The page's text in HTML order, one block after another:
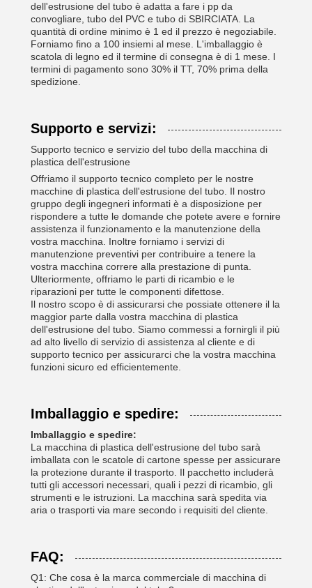
dell'estrusione del tubo è adatta a fare i pp da
convogliare, tubo del PVC e tubo di SBIRCIATA. La
quantità di ordine minimo è 1 ed il prezzo è negoziabile.
Forniamo fino a 100 insiemi al mese. L'imballaggio è
scatola di legno ed il termine di consegna è di 1 mese. I
termini di pagamento sono 30% il TT, 70% prima della
spedizione.
Supporto e servizi:
Supporto tecnico e servizio del tubo della macchina di
plastica dell'estrusione
Offriamo il supporto tecnico completo per le nostre
macchine di plastica dell'estrusione del tubo. Il nostro
gruppo degli ingegneri informati è a disposizione per
rispondere a tutte le domande che potete avere e fornire
assistenza il funzionamento e la manutenzione della
vostra macchina. Inoltre forniamo i servizi di
manutenzione preventivi per contribuire a tenere la
vostra macchina correre alla prestazione di punta.
Ulteriormente, offriamo le parti di ricambio e le
riparazioni per tutte le componenti difettose.
Il nostro scopo è di assicurarsi che possiate ottenere il la
maggior parte dalla vostra macchina di plastica
dell'estrusione del tubo. Siamo commessi a fornirgli il più
ad alto livello di servizio di assistenza al cliente e di
supporto tecnico per assicurarci che la vostra macchina
funzioni sicuro ed efficientemente.
Imballaggio e spedire:
Imballaggio e spedire:
La macchina di plastica dell'estrusione del tubo sarà
imballata con le scatole di cartone spesse per assicurare
la protezione durante il trasporto. Il pacchetto includerà
tutti gli accessori necessari, quali i pezzi di ricambio, gli
strumenti e le istruzioni. La macchina sarà spedita via
aria o trasporti via mare secondo i requisiti del cliente.
FAQ:
Q1: Che cosa è la marca commerciale di macchina di